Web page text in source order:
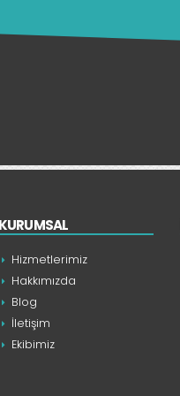
KURUMSAL
Hizmetlerimiz
Hakkımızda
Blog
İletişim
Ekibimiz